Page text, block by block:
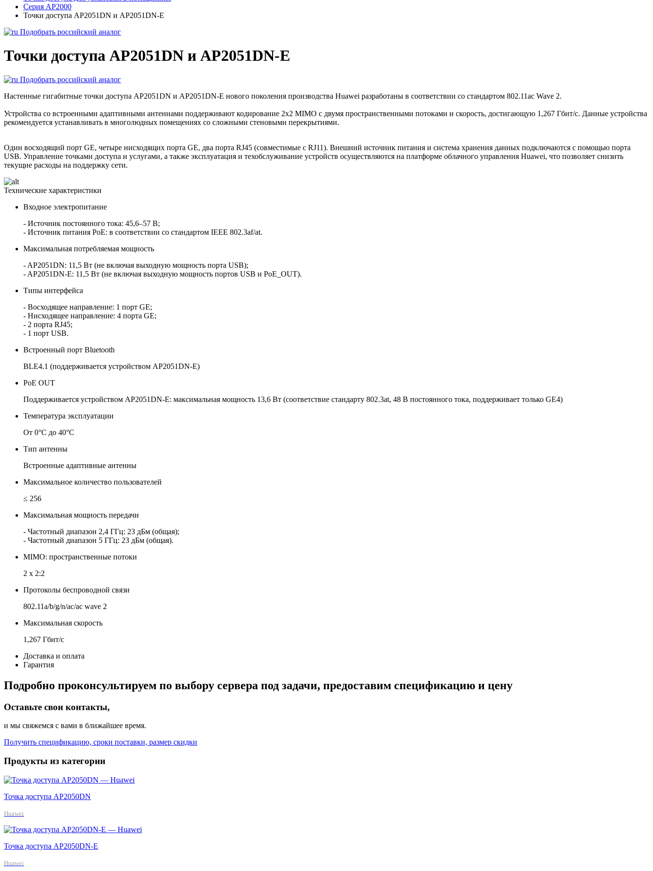
Серия AP2000
Точки доступа AP2051DN и AP2051DN-E
Подобрать российский аналог
Точки доступа AP2051DN и AP2051DN-E
Подобрать российский аналог
Настенные гигабитные точки доступа AP2051DN и AP2051DN-E нового поколения производства Huawei разработаны в соответствии со стандартом 802.11ac Wave 2.
Устройства со встроенными адаптивными антеннами поддерживают кодирование 2x2 MIMO с двумя пространственными потоками и скорость, достигающую 1,267 Гбит/с. Данные устройства
рекомендуется устанавливать в многолюдных помещениях со сложными стеновыми перекрытиями.
Один восходящий порт GE, четыре нисходящих порта GE, два порта RJ45 (совместимые с RJ11). Внешний источник питания и система хранения данных подключаются с помощью порта
USB. Управление точками доступа и услугами, а также эксплуатация и техобслуживание устройств осуществляются на платформе облачного управления Huawei, что позволяет снизить
текущие расходы на поддержку сети.
Технические характеристики
Входное электропитание
- Источник постоянного тока: 45,6–57 В;
- Источник питания PoE: в соответствии со стандартом IEEE 802.3af/at.
Максимальная потребляемая мощность
- AP2051DN: 11,5 Вт (не включая выходную мощность порта USB);
- AP2051DN-E: 11,5 Вт (не включая выходную мощность портов USB и PoE_OUT).
Типы интерфейса
- Восходящее направление: 1 порт GE;
- Нисходящее направление: 4 порта GE;
- 2 порта RJ45;
- 1 порт USB.
Встроенный порт Bluetooth
BLE4.1 (поддерживается устройством AP2051DN-E)
PoE OUT
Поддерживается устройством AP2051DN-E: максимальная мощность 13,6 Вт (соответствие стандарту 802.3at, 48 В постоянного тока, поддерживает только GE4)
Температура эксплуатации
От 0°C до 40°C
Тип антенны
Встроенные адаптивные антенны
Максимальное количество пользователей
≤ 256
Максимальная мощность передачи
- Частотный диапазон 2,4 ГГц: 23 дБм (общая);
- Частотный диапазон 5 ГГц: 23 дБм (общая).
MIMO: пространственные потоки
2 x 2:2
Протоколы беспроводной связи
802.11a/b/g/n/ac/ac wave 2
Максимальная скорость
1,267 Гбит/с
Доставка и оплата
Гарантия
Подробно проконсультируем по выбору сервера под задачи, предоставим спецификацию и цену
Оставьте свои контакты,
и мы свяжемся с вами в ближайшее время.
Получить спецификацию, сроки поставки, размер скидки
Продукты из категории
Точка доступа AP2050DN
Huawei
Точка доступа AP2050DN-E
Huawei